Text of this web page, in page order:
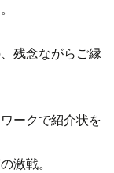
残念ながらご縁
ークで紹介状を
激戦。